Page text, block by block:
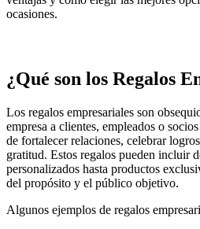
ocasiones.
¿Qué son los Regalos
Los regalos empresariales son
empresa a clientes, empleados o
de fortalecer relaciones, celebrar
gratitud. Estos regalos pueden incluir
personalizados hasta productos
del propósito y el público objetivo.
Algunos ejemplos de regalos